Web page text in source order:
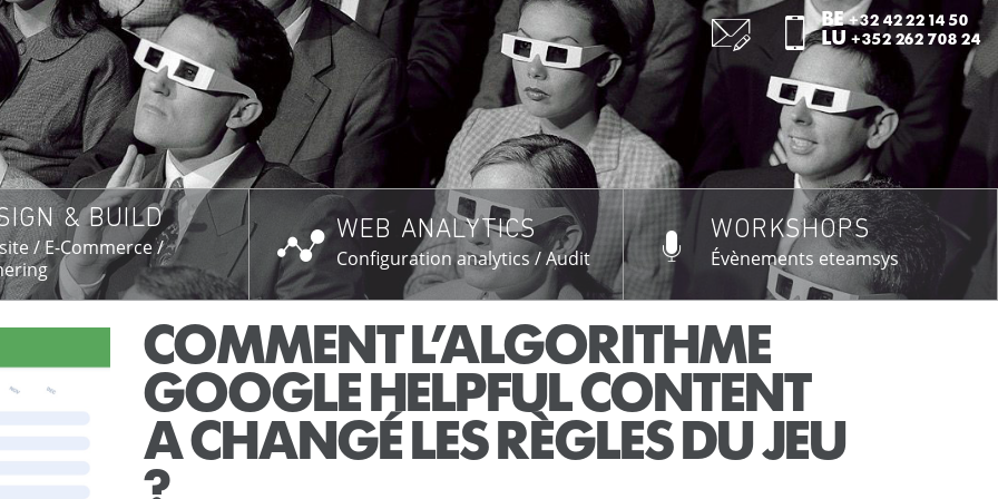
BE:+32 42 22 14 50
LU:+352 262 708 24
& BUILD
/ E-Commerce /
WEB ANALYTICS
Configuration analytics / Audit
PLUS →
WORKSHOPS
Évènements eteamsys
EN SAVOIR PLUS →
COMMENT L’ALGORITHME
GOOGLE HELPFUL CONTENT
A CHANGÉ LES RÈGLES DU JEU